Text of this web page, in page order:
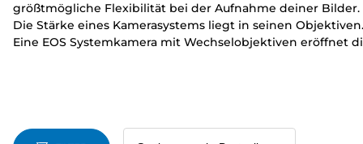
größtmögliche Flexibilität bei der Aufnahme deiner Bilder.
Die Stärke eines Kamerasystems liegt in seinen Objektiven.
Eine EOS Systemkamera mit Wechselobjektiven eröffnet